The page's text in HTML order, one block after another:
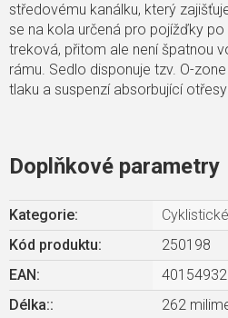
středovému kanálku, který
se na kola určená pro pojížďky
treková, přitom ale není špatnou
rámu. Sedlo disponuje tzv. O-
tlaku a suspenzí absorbující
Doplňkové parametry
Kategorie:
Kód produktu:
250198
EAN:
Délka:: 262